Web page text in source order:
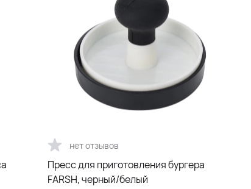
нет отзывов
Пресс для приготовления бургера
FARSH, черный/белый